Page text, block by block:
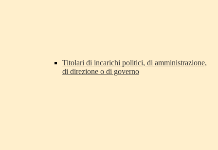
Titolari di incarichi politici, di amministrazione,
di direzione o di governo